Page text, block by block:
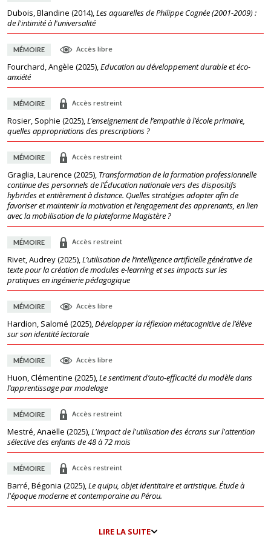
Dubois, Blandine (2014),Les aquarelles de Philippe Cognée (2001-2009) :
de l'intimité à l'universalité
MÉMOIRE Accès libre
Fourchard, Angèle (2025),Education au développement durable et éco-
anxiété
MÉMOIRE Accès restreint
Rosier, Sophie (2025),L’enseignement de l’empathie à l’école primaire,
quelles appropriations des prescriptions ?
MÉMOIRE Accès restreint
Graglia, Laurence (2025), Transformation de la formation professionnelle
continue des personnels de l’Éducation nationale vers des dispositifs
hybrides et entièrement à distance. Quelles stratégies adopter afin de
favoriser et maintenir la motivation et l’engagement des apprenants, en lien
avec la mobilisation de la plateforme Magistère ?
MÉMOIRE Accès restreint
Rivet, Audrey(2025),L’utilisation de l’intelligence artificielle générative de
texte pour la création de modules e-learning et ses impacts sur les
pratiques en ingénierie pédagogique
MÉMOIRE Accès libre
Hardion, Salomé (2025),Développer la réflexion métacognitive de l’élève
sur son identité lectorale
MÉMOIRE Accès libre
Huon, Clémentine (2025),Le sentiment d’auto-efficacité du modèle dans
l’apprentissage par modelage
MÉMOIRE Accès restreint
Mestré, Anaëlle (2025),L'impact de l'utilisation des écrans sur l'attention
sélective des enfants de 48 à 72 mois
MÉMOIRE Accès restreint
Barré, Bégonia (2025),Le quipu, objet identitaire et artistique. Étude à
l'époque moderne et contemporaine au Pérou.
LIRE LA SUITE